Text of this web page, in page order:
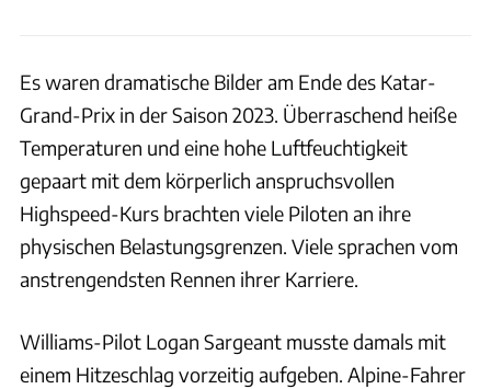
Es waren dramatische Bilder am Ende des Katar-
Grand-Prix in der Saison 2023. Überraschend heiße
Temperaturen und eine hohe Luftfeuchtigkeit
gepaart mit dem körperlich anspruchsvollen
Highspeed-Kurs brachten viele Piloten an ihre
physischen Belastungsgrenzen. Viele sprachen vom
anstrengendsten Rennen ihrer Karriere.
Williams-Pilot Logan Sargeant musste damals mit
einem Hitzeschlag vorzeitig aufgeben. Alpine-Fahrer